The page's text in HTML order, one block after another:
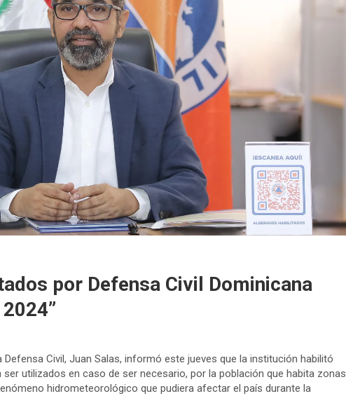
por Defensa Civil Dominicana
Defensa Civil, Juan Salas, informó este jueves que la institución habilitó
utilizados en caso de ser necesario, por la población que habita zonas
hidrometeorológico que pudiera afectar el país durante la